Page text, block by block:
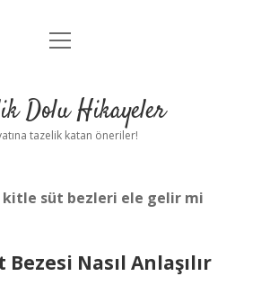
Anasayfa
Yasal Uyarı
menüyü
Dolu Hikayeler
tazelik katan öneriler!
kitle süt bezleri ele gelir mi
Nasıl Anlaşılır